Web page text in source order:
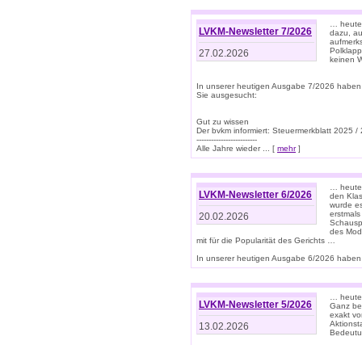
LVKM-Newsletter 7/2026
27.02.2026
…
dazu,
keinen
In unserer heutigen Ausgabe 7/2026
Sie ausgesucht:
Gut zu wissen
Der bvkm informiert: Steuermerkblatt 2025 /
-------------------------
Alle Jahre wieder ... [ mehr]
LVKM-Newsletter 6/2026
20.02.2026
…
den
wurde
des
mit für die Popularität des Gerichts …
In unserer heutigen Ausgabe 6/2026
LVKM-Newsletter 5/2026
13.02.2026
…
Ganz
exakt